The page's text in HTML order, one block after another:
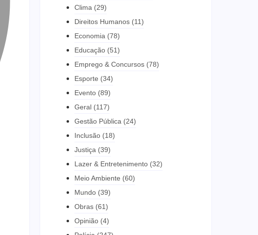
Clima (29)
Direitos Humanos (11)
Economia (78)
Educação (51)
Emprego & Concursos (78)
Esporte (34)
Evento (89)
Geral (117)
Gestão Pública (24)
Inclusão (18)
Justiça (39)
Lazer & Entretenimento (32)
Meio Ambiente (60)
Mundo (39)
Obras (61)
Opinião (4)